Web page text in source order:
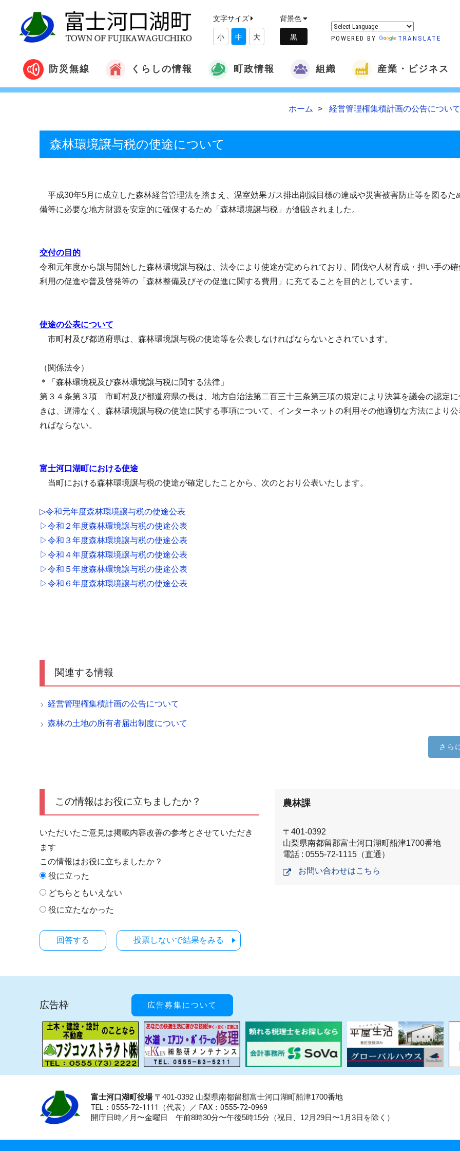
文字サイズ
小 中 大
背景色
POWERED BY TRANSLATE
防災無線 くらしの情報 町政情報 組織 産業・ビジネス
ホーム 経営管理権集積計画の公告につい
森林環境譲与税の使途について
平成30年5月に成立した森林経営管理法を踏まえ、温室効果ガス排出削減目標の達成や災害被害防止等を図るた
備等に必要な地方財源を安定的に確保するため「森林環境譲与税」が創設されました。
交付の目的
令和元年度から譲与開始した森林環境譲与税は、法令により使途が定められており、間伐や人材育成・担い手の
利用の促進や普及啓発等の「森林整備及びその促進に関する費用」に充てることを目的としています。
使途の公表について
市町村及び都道府県は、森林環境譲与税の使途等を公表しなければならないとされています。
（関係法令）
＊「森林環境税及び森林環境譲与税に関する法律」
第３４条第３項 市町村及び都道府県の長は、地方自治法第二百三十三条第三項の規定により決算を議会の認定
きは、遅滞なく、森林環境譲与税の使途に関する事項について、インターネットの利用その他適切な方法により
ればならない。
富士河口湖町における使途
当町における森林環境譲与税の使途が確定したことから、次のとおり公表いたします。
▷令和元年度森林環境譲与税の使途公表
▷令和２年度森林環境譲与税の使途公表
▷令和３年度森林環境譲与税の使途公表
▷令和４年度森林環境譲与税の使途公表
▷令和５年度森林環境譲与税の使途公表
▷令和６年度森林環境譲与税の使途公表
関連する情報
経営管理権集積計画の公告について
森林の土地の所有者届出制度について
さら
この情報はお役に立ちましたか？
いただいたご意見は掲載内容改善の参考とさせていただき
ます
この情報はお役に立ちましたか？
役に立った
どちらともいえない
役に立たなかった
投票しないで結果をみる
農林課
〒401-0392
山梨県南都留郡富士河口湖町船津1700番地
電話 : 0555-72-1115（直通）
お問い合わせはこちら
広告枠 広告募集について
富士河口湖町役場〒401-0392 山梨県南都留郡富士河口湖町船津1700番地
TEL：0555-72-1111 （代表）／ FAX：0555-72-0969
開庁日時／月〜金曜日 午前8時30分〜午後5時15分（祝日、12月29日〜1月3日を除く）